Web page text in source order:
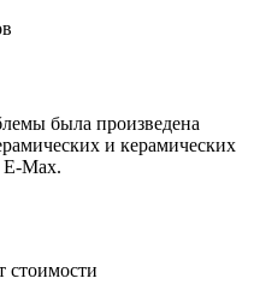
была произведена
и керамических
E-Max.
стоимости